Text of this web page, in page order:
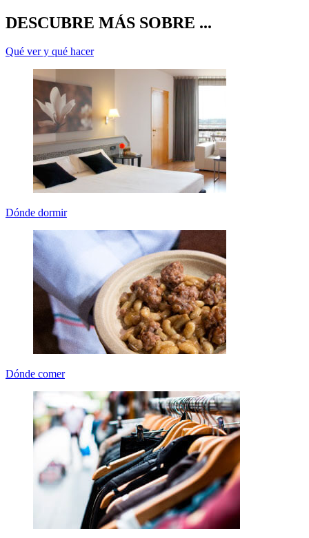
DESCUBRE MÁS SOBRE ...
Qué ver y qué hacer
Dónde dormir
Dónde comer